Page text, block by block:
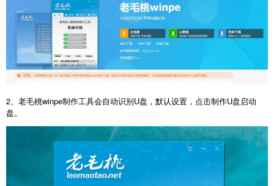
2、老毛桃winpe制作工具会自动识别U盘，默认设置，点击制作U盘启动
盘。